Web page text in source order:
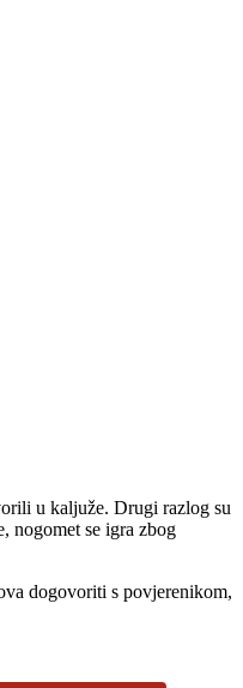
u kaljuže. Drugi razlog su
nogomet se igra zbog
dogovoriti s povjerenikom,